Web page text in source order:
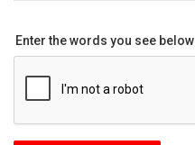
Enter the words you see below